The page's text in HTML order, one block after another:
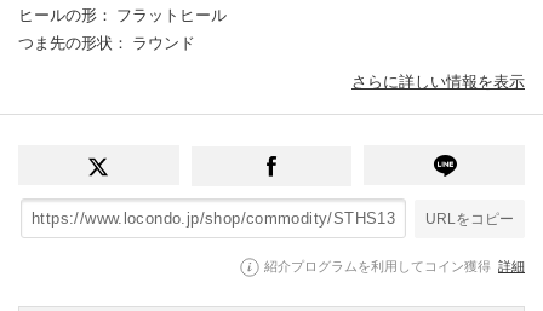
ヒールの形 ： フラットヒール
つま先の形状 ： ラウンド
さらに詳しい情報を表示
URLをコピー
紹介プログラムを利用してコイン獲得 詳細